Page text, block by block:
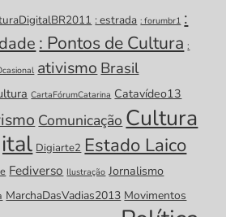
: estrada : forumbr1 :
: Pontos de Cultura :
ativismoBrasil
CartaFórumCatarina Catavídeo13
Comunicação Cultura
Digiarte2 Estado Laico
Fediverso Ilustração Jornalismo
MarchaDasVadias2013 Movimentos